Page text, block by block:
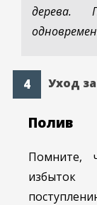
дерева.
Уход
Полив
Помните,